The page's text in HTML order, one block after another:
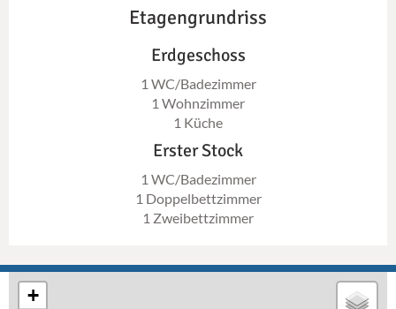
Etagengrundriss
Erdgeschoss
1 WC/Badezimmer
1 Wohnzimmer
1 Küche
Erster Stock
1 WC/Badezimmer
1 Doppelbettzimmer
1 Zweibettzimmer
+